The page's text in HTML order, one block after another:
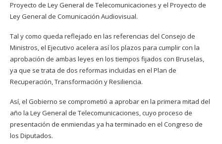
Proyecto de Ley General de Telecomunicaciones y el Proyecto de
Ley General de Comunicación Audiovisual.
Tal y como queda reflejado en las referencias del Consejo de
Ministros, el Ejecutivo acelera así los plazos para cumplir con la
aprobación de ambas leyes en los tiempos fijados con Bruselas,
ya que se trata de dos reformas incluidas en el Plan de
Recuperación, Transformación y Resiliencia.
Así, el Gobierno se comprometió a aprobar en la primera mitad del
año la Ley General de Telecomunicaciones, cuyo proceso de
presentación de enmiendas ya ha terminado en el Congreso de
los Diputados.